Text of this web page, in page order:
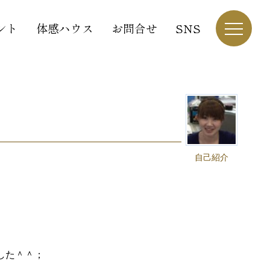
ト 体感ハウス お問合せ SNS
自己紹介
＾＾；